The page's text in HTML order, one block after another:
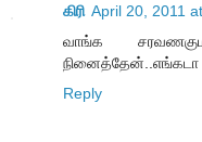
கிரி April 20, 2011
வாங்க
Reply